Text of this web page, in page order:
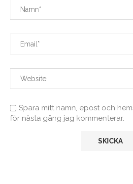
Spara mitt namn, epost och
för nästa gång jag kommenterar.